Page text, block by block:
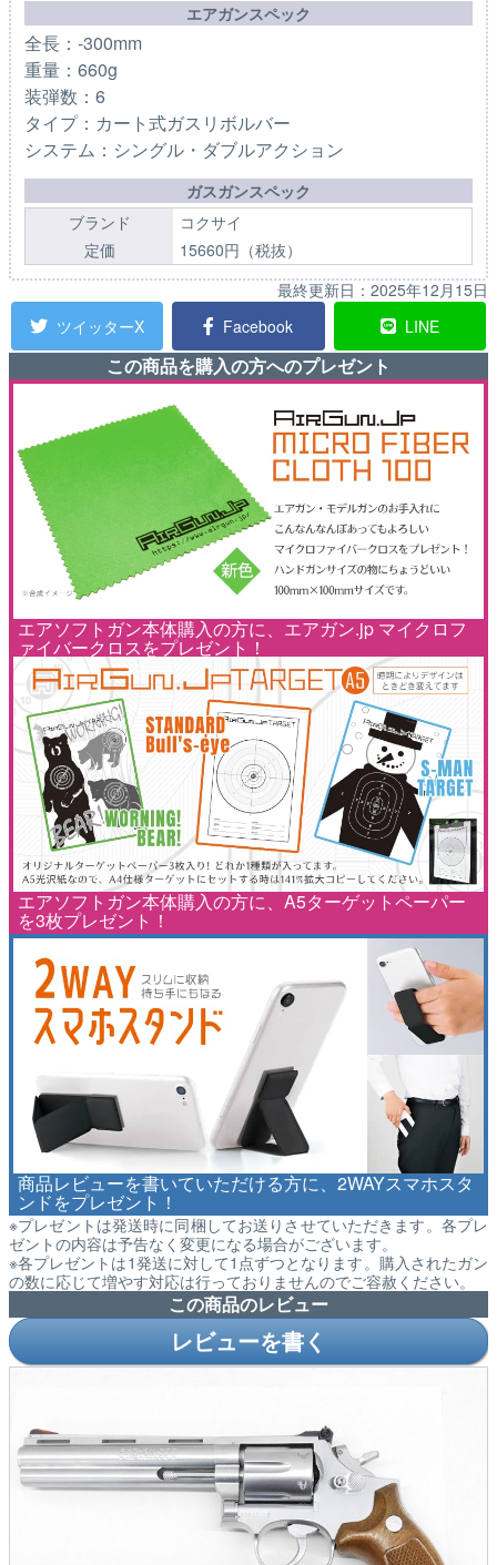
エアガンスペック
全長：-300mm
重量：660g
装弾数：6
タイプ：カート式ガスリボルバー
システム：シングル・ダブルアクション
ガスガンスペック
ブランド
コクサイ
定価
15660円（税抜）
最終更新日： 2025年12月15日
ツイッターX
Facebook LINE
この商品を購入の方へのプレゼント
エアソフトガン本体購入の方に、エアガン.jp マイクロフ
ァイバークロスをプレゼント！
エアソフトガン本体購入の方に、A5ターゲットペーパー
を3枚プレゼント！
商品レビューを書いていただける方に、2WAYスマホスタ
ンドをプレゼント！
※プレゼントは発送時に同梱してお送りさせていただきます。各プレ
ゼントの内容は予告なく変更になる場合がございます。
※各プレゼントは1発送に対して1点ずつとなります。購入されたガン
の数に応じて増やす対応は行っておりませんのでご容赦ください。
この商品のレビュー
レビューを書く